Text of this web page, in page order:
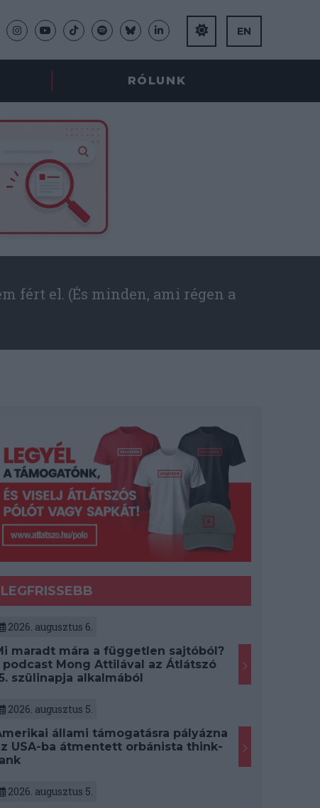
EN
RÓLUNK
fért el. (És minden, ami régen a
LEGFRISSEBB
2026. augusztus 6.
maradt mára a független sajtóból?
podcast Mong Attilával az Átlátszó
szülinapja alkalmából
2026. augusztus 5.
állami támogatásra pályázna
USA-ba átmentett orbánista think-
2026. augusztus 5.